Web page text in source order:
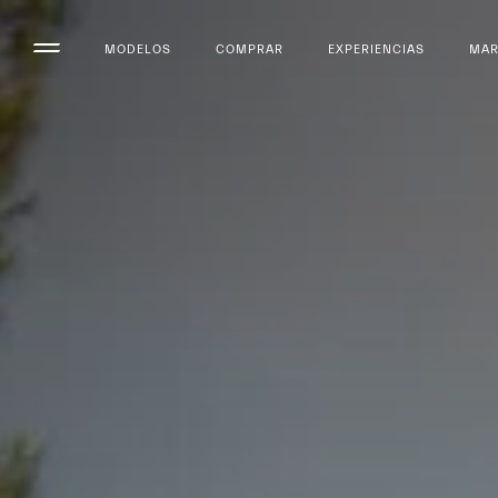
MODELOS COMPRAR EXPERIENCIAS